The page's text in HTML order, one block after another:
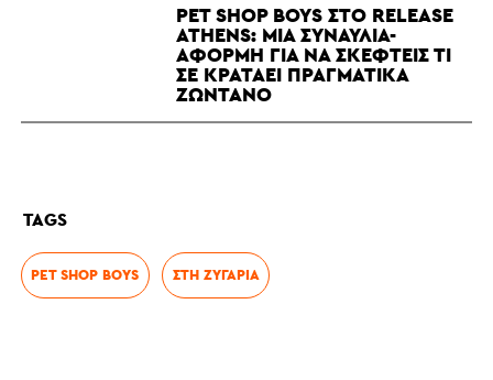
PET SHOP BOYS ΣΤΟ RELEASE
ATHENS: ΜΙΑ ΣΥΝΑΥΛΊΑ-
ΑΦΟΡΜΉ ΓΙΑ ΝΑ ΣΚΕΦΤΕΊΣ ΤΙ
ΣΕ ΚΡΑΤΆΕΙ ΠΡΑΓΜΑΤΙΚΆ
ΖΩΝΤΑΝΌ
TAGS
PET SHOP BOYS ΣΤΗ ΖΥΓΑΡΙΆ